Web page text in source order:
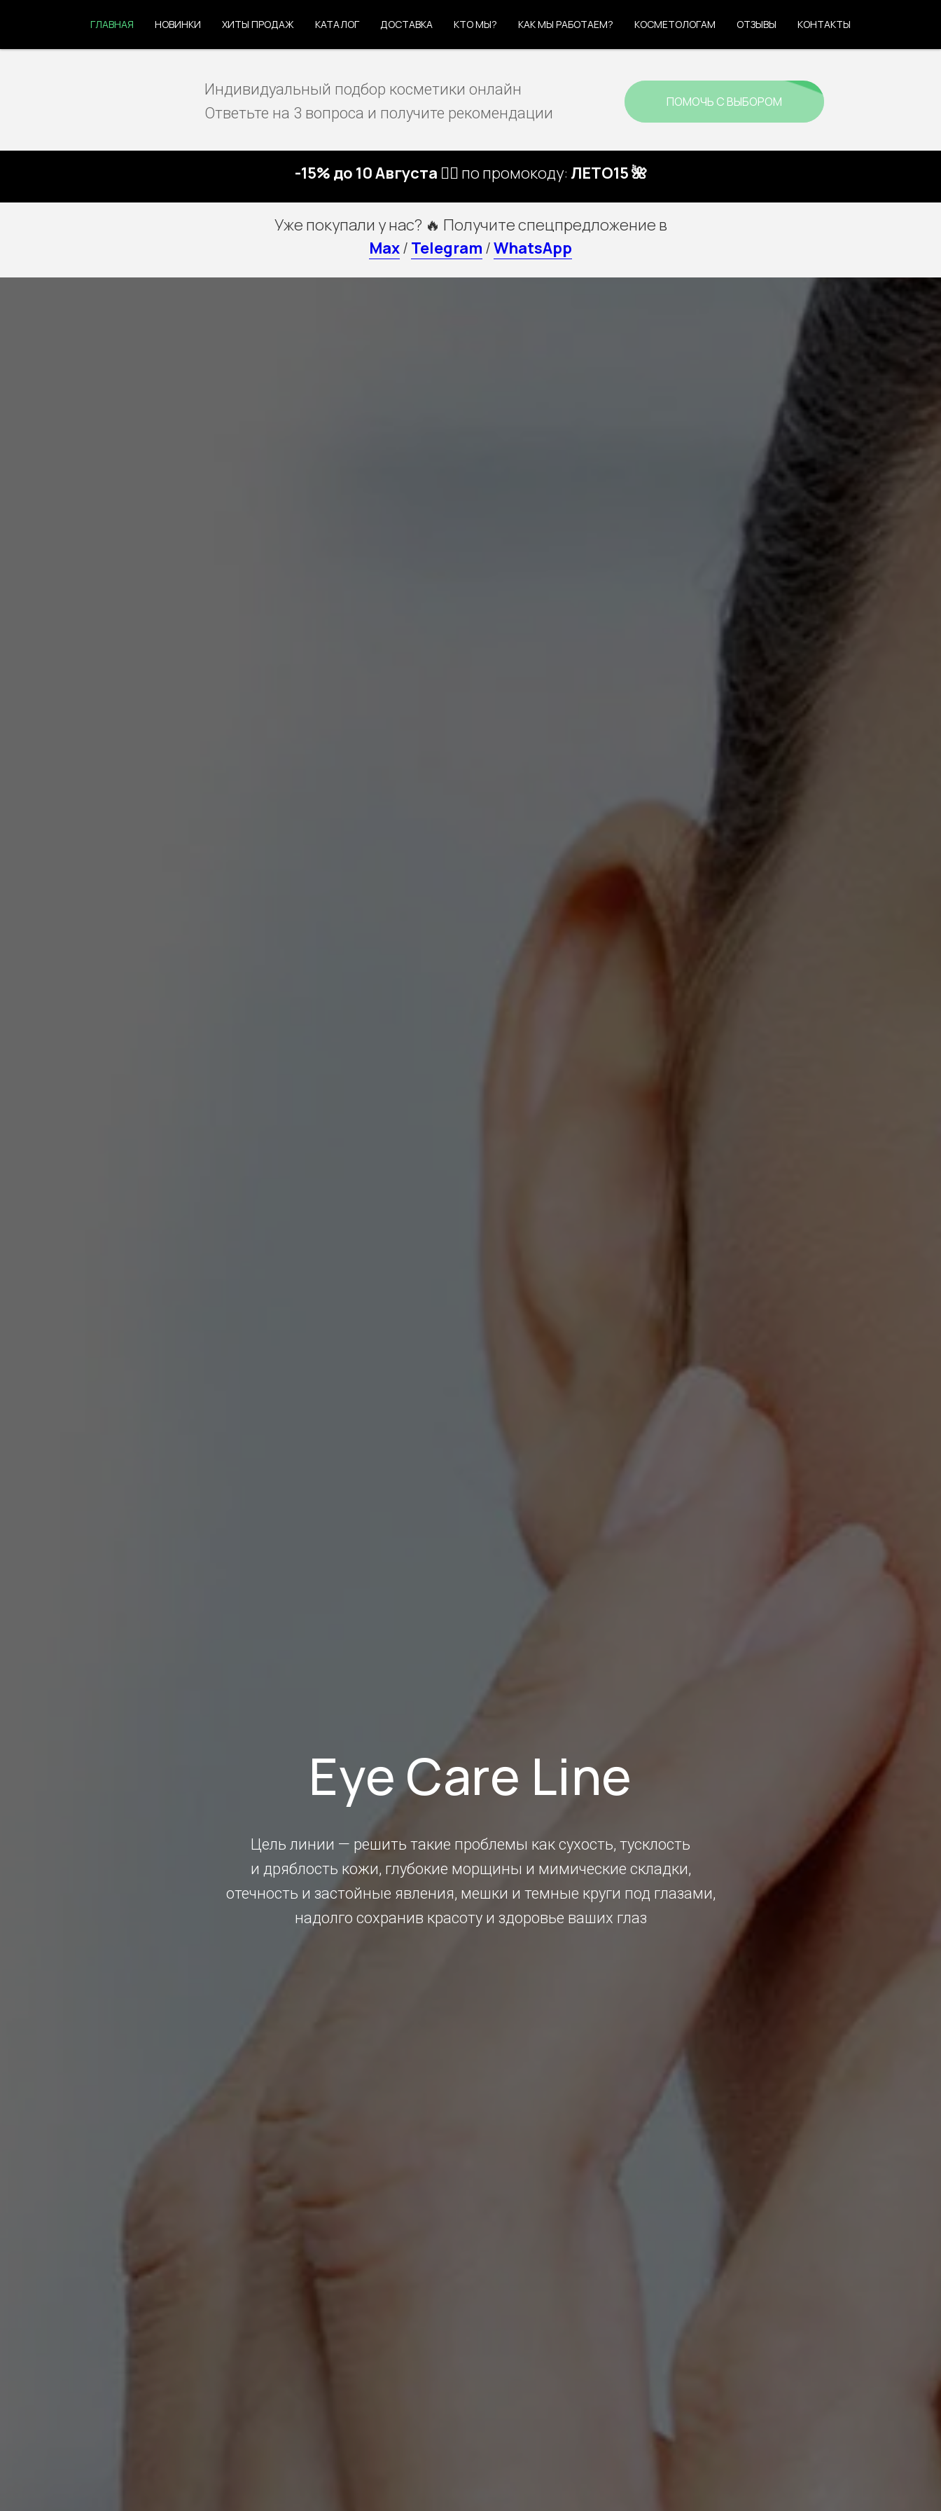
Индивидуальный подбор косметики онлайн
Ответьте на 3 вопроса и получите рекомендации
ПОМОЧЬ С ВЫБОРОМ
-15% до 10 Августа 🏃‍♀️ по промокоду: ЛЕТО15 🌺
Уже покупали у нас? 🔥 Получите спецпредложение в
Max/ Telegram /WhatsApp
ГЛАВНАЯ НОВИНКИ ХИТЫ ПРОДАЖ КАТАЛОГ ДОСТАВКА КТО МЫ? КАК МЫ РАБОТАЕМ? КОСМЕТОЛОГАМ ОТЗЫВЫ КОНТАКТЫ
Eye Care Line
Цель линии — решить такие проблемы как сухость, тусклость
и дряблость кожи, глубокие морщины и мимические складки,
отечность и застойные явления, мешки и темные круги под глазами,
надолго сохранив красоту и здоровье ваших глаз